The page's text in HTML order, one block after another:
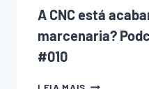
A CNC está
marcenaria?
#010
A